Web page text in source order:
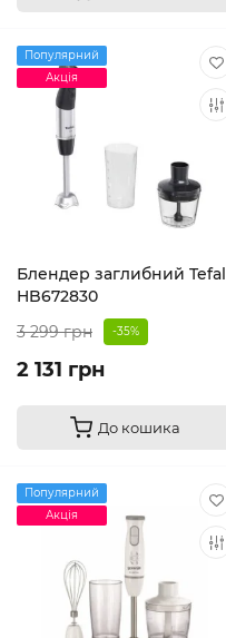
Популярний
Акція
Блендер заглибний Tefal
HB672830
3 299 грн
-35%
2 131 грн
До кошика
Популярний
Акція